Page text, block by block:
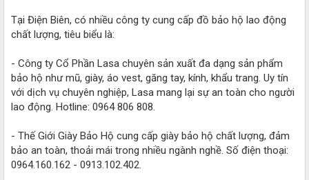
Tại Điện Biên, có nhiều công ty cung cấp đồ bảo hộ lao động
chất lượng, tiêu biểu là:
- Công ty Cổ Phần Lasa chuyên sản xuất đa dạng sản phẩm
bảo hộ như mũ, giày, áo vest, găng tay, kính, khẩu trang. Uy tín
với dịch vụ chuyên nghiệp, Lasa mang lại sự an toàn cho người
lao động. Hotline: 0964 806 808.
- Thế Giới Giày Bảo Hộ cung cấp giày bảo hộ chất lượng, đảm
bảo an toàn, thoải mái trong nhiều ngành nghề. Số điện thoại:
0964.160.162 - 0913.102.402.